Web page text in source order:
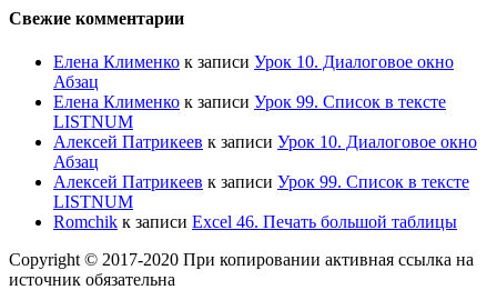
Свежие комментарии
Елена Клименко к записи Урок 10. Диалоговое окно
Абзац
Елена Клименко к записи Урок 99. Список в тексте
LISTNUM
Алексей Патрикеев к записи Урок 10. Диалоговое окно
Абзац
Алексей Патрикеев к записи Урок 99. Список в тексте
LISTNUM
Romchik к записи Excel 46. Печать большой таблицы
Copyright © 2017-2020 При копировании активная ссылка на
источник обязательна